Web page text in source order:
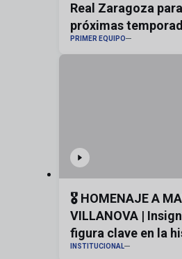
Real Zaragoza
próximas
#realzaragoza
PRIMER EQUIPO
🎖️ HOMENAJE A
VILLANOVA |
figura clave en la
Zaragoza
INSTITUCIONAL